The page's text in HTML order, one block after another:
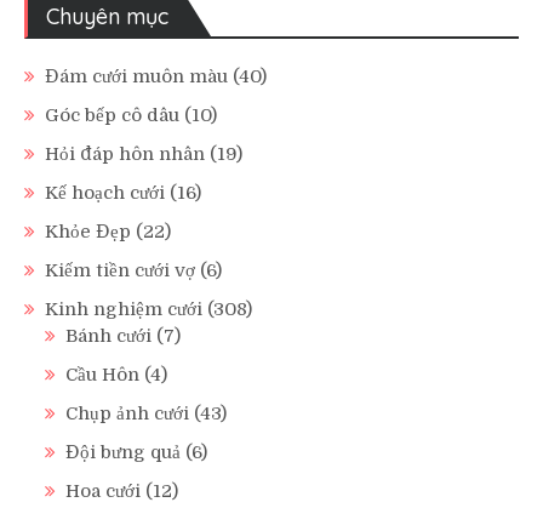
Chuyên mục
Đám cưới muôn màu (40)
Góc bếp cô dâu (10)
Hỏi đáp hôn nhân (19)
Kế hoạch cưới (16)
Khỏe Đẹp (22)
Kiếm tiền cưới vợ (6)
Kinh nghiệm cưới (308)
Bánh cưới (7)
Cầu Hôn (4)
Chụp ảnh cưới (43)
Đội bưng quả (6)
Hoa cưới (12)